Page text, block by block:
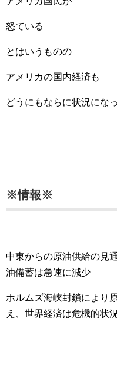
怒ている
とはいうものの
アメリカの国内経済も
どうにもならに状況にな
※情報※
中東からの原油供給の見
油備蓄は急速に減少
ホルムズ海峡封鎖により
え、世界経済は危機的状